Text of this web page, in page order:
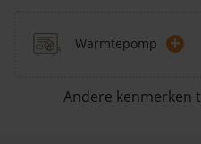
Warmtepomp +
Andere kenmerken